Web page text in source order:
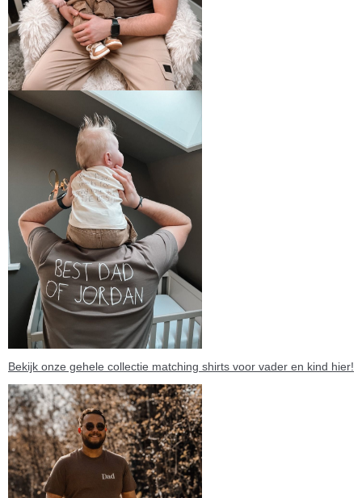
Bekijk onze gehele collectie matching shirts voor vader en kind hier!